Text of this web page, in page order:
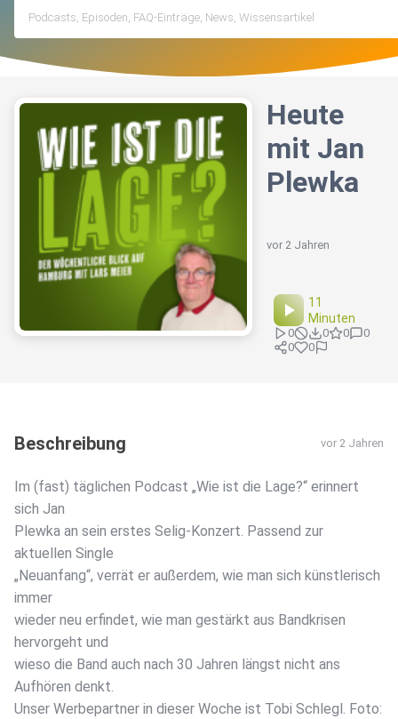
Heute
mit Jan
Plewka
vor 2 Jahren
11
Minuten
0 0 0
0
0
0
Beschreibung vor 2 Jahren
Im (fast) täglichen Podcast „Wie ist die Lage?“ erinnert
sich Jan
Plewka an sein erstes Selig-Konzert. Passend zur
aktuellen Single
„Neuanfang“, verrät er außerdem, wie man sich künstlerisch
immer
wieder neu erfindet, wie man gestärkt aus Bandkrisen
hervorgeht und
wieso die Band auch nach 30 Jahren längst nicht ans
Aufhören denkt.
Unser Werbepartner in dieser Woche ist Tobi Schlegl. Foto: